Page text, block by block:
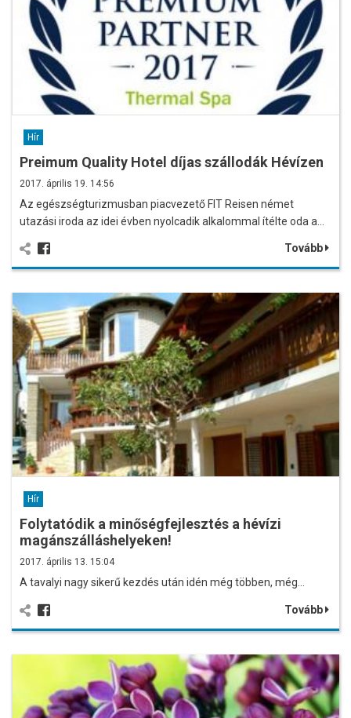
Hír
Preimum Quality Hotel díjas szállodák Hévízen
2017. április 19. 14:56
Az egészségturizmusban piacvezető FIT Reisen német
utazási iroda az idei évben nyolcadik alkalommal ítélte oda a…
Tovább
Hír
Folytatódik a minőségfejlesztés a hévízi
magánszálláshelyeken!
2017. április 13. 15:04
A tavalyi nagy sikerű kezdés után idén még többen, még…
Tovább